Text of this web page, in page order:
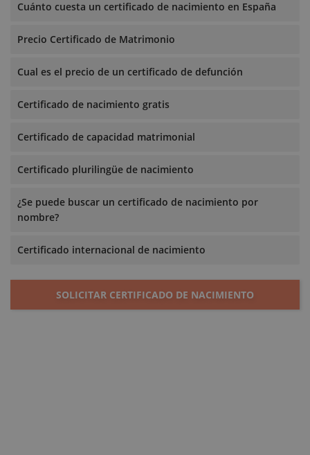
Cuánto cuesta un certificado de nacimiento en España
Precio Certificado de Matrimonio
Cual es el precio de un certificado de defunción
Certificado de nacimiento gratis
Certificado de capacidad matrimonial
Certificado plurilingüe de nacimiento
¿Se puede buscar un certificado de nacimiento por
nombre?
Certificado internacional de nacimiento
SOLICITAR CERTIFICADO DE NACIMIENTO